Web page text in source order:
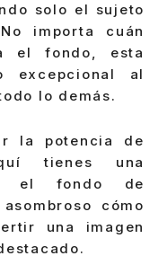
solo el sujeto
importa cuán
el fondo, esta
excepcional al
lo demás.
la potencia de
tienes una
el fondo de
cómo
una imagen